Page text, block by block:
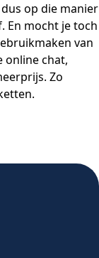
op die manier
En mocht je toch
van
online chat,
Zo